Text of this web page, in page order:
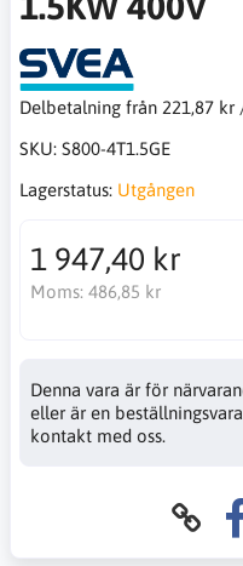
Delbetalning från 221,87 kr
SKU: S800-4T1.5GE
Lagerstatus: Utgången
1 947,40 kr
Moms: 486,85 kr
Denna vara är för
eller är en
kontakt med oss.